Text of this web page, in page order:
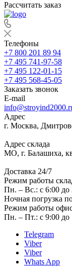
Рассчитать заказ
Телефоны
+7 800 201 89 94
+7 495 741-97-58
+7 495 122-01-15
+7 495 568-45-05
Заказать звонок
E-mail
Адрес
г. Москва,
Адрес склада
МО, г. Балашиха,
Доставка 24/7
Режим работы
Пн. – Вс.: с 6:00 до
Ночная погрузка
Режим работы
Пн. – Пт.: с 9:00 до
Telegram
Viber
Viber
Whats App